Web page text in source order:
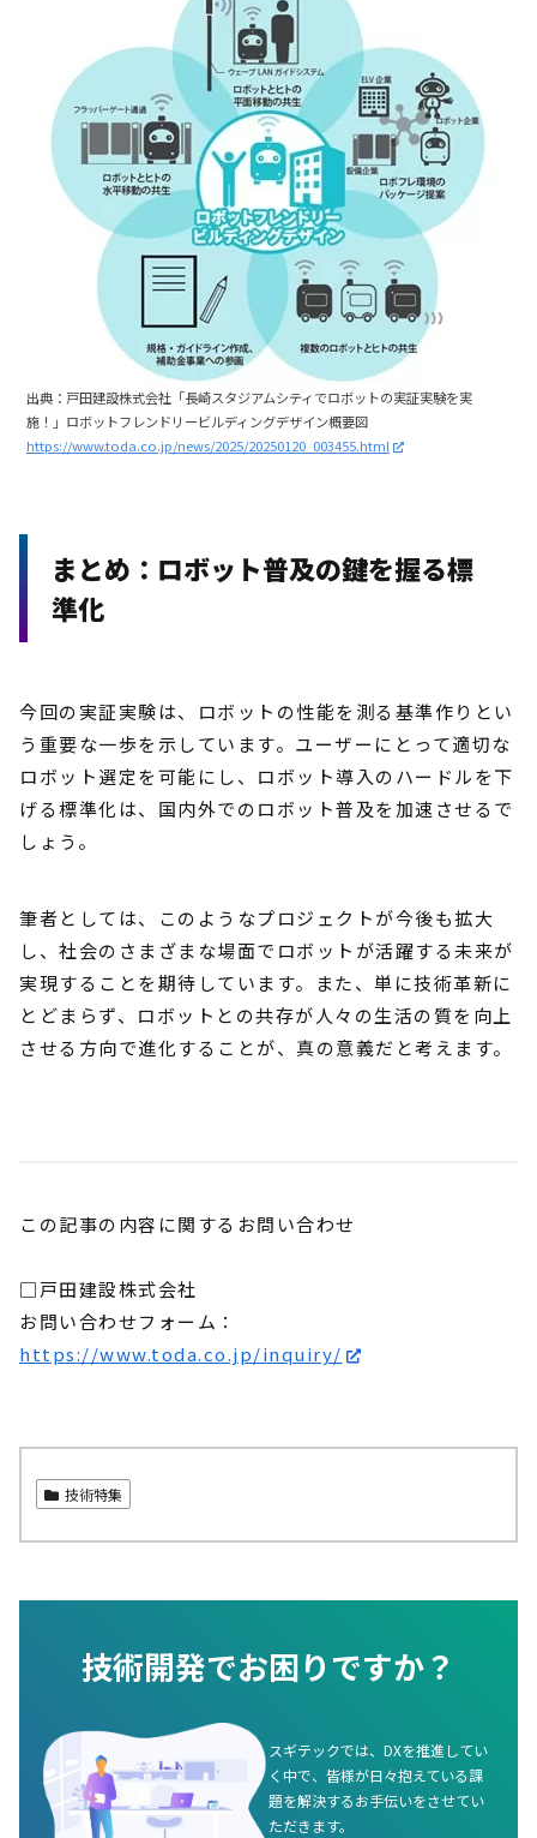
出典：戸田建設株式会社「長崎スタジアムシティでロボットの実証実験を実
施！」ロボットフレンドリービルディングデザイン概要図
https://www.toda.co.jp/news/2025/20250120_003455.html
まとめ：ロボット普及の鍵を握る標
準化
今回の実証実験は、ロボットの性能を測る基準作りとい
う重要な一歩を示しています。ユーザーにとって適切な
ロボット選定を可能にし、ロボット導入のハードルを下
げる標準化は、国内外でのロボット普及を加速させるで
しょう。
筆者としては、このようなプロジェクトが今後も拡大
し、社会のさまざまな場面でロボットが活躍する未来が
実現することを期待しています。また、単に技術革新に
とどまらず、ロボットとの共存が人々の生活の質を向上
させる方向で進化することが、真の意義だと考えます。
この記事の内容に関するお問い合わせ
□戸田建設株式会社
お問い合わせフォーム：
https://www.toda.co.jp/inquiry/
技術特集
技術開発でお困りですか？
スギテックでは、DXを推進してい
く中で、皆様が日々抱えている課
題を解決するお手伝いをさせてい
ただきます。